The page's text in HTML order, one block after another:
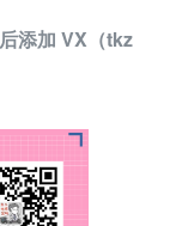
添加 VX（tkz